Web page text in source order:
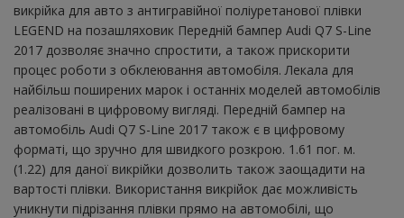
викрійка для авто з антигравійної поліуретанової плівки
LEGEND на позашляховик Передній бампер Audi Q7 S-Line
2017 дозволяє значно спростити, а також прискорити
процес роботи з обклеювання автомобіля. Лекала для
найбільш поширених марок і останніх моделей автомобілів
реалізовані в цифровому вигляді. Передній бампер на
автомобіль Audi Q7 S-Line 2017 також є в цифровому
форматі, що зручно для швидкого розкрою. 1.61 пог. м.
(1.22) для даної викрійки дозволить також заощадити на
вартості плівки. Використання викрійок дає можливість
уникнути підрізання плівки прямо на автомобілі, що